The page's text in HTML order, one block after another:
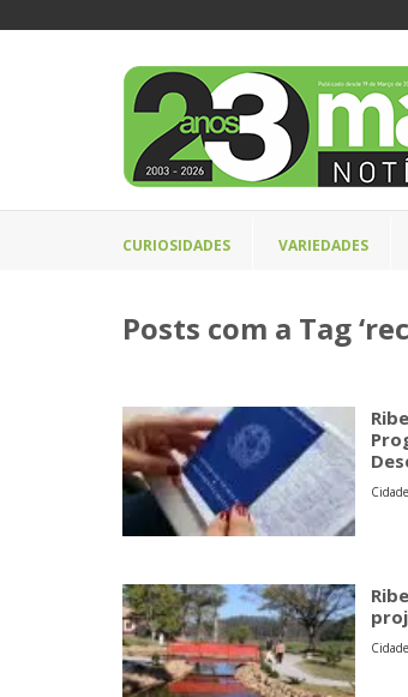
CURIOSIDADES VARIEDADES
Posts com a Tag